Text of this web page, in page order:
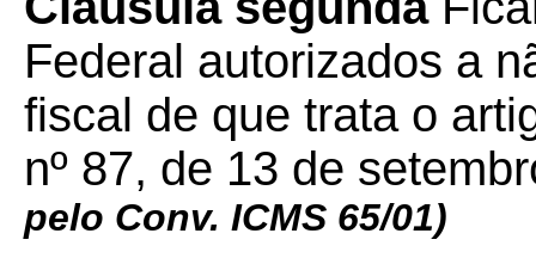
Federal autorizados a
fiscal de que trata o
nº 87, de 13 de
pelo Conv. ICMS 65/01)